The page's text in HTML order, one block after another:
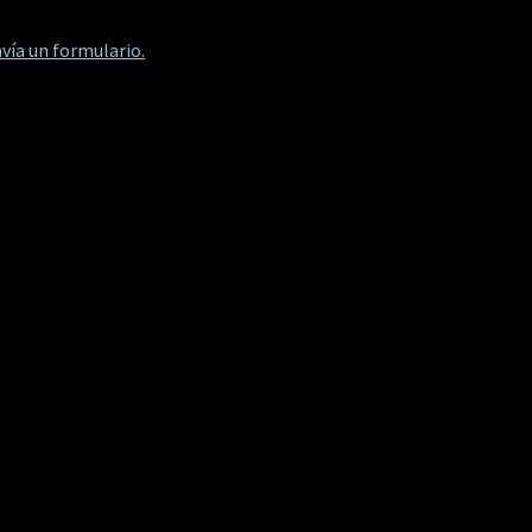
un formulario.